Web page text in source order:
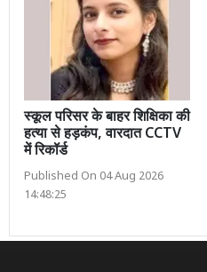
स्कूल परिसर के बाहर शिक्षिका की
हत्या से हड़कंप, वारदात CCTV
में रिकॉर्ड
Published On 04 Aug 2026
14:48:25